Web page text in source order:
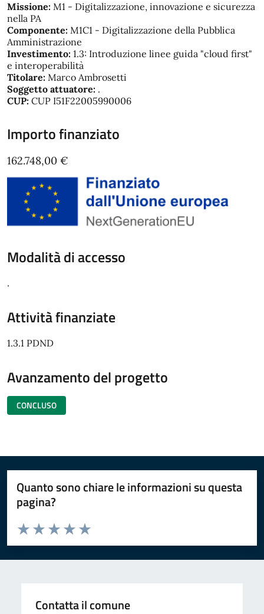
Missione: M1 - Digitalizzazione, innovazione e sicurezza
nella PA
Componente: M1C1 - Digitalizzazione della Pubblica
Amministrazione
Investimento: 1.3: Introduzione linee guida "cloud first"
e interoperabilità
Titolare: Marco Ambrosetti
Soggetto attuatore: .
CUP: CUP I51F22005990006
Importo finanziato
162.748,00 €
Modalità di accesso
.
Attività finanziate
1.3.1 PDND
Avanzamento del progetto
CONCLUSO
Quanto sono chiare le informazioni su questa
pagina?
Valuta da 1 a 5 stelle la pagina
Valuta 5 stelle su 5
Valuta 4 stelle su 5
Valuta 3 stelle su 5
Valuta 2 stelle su 5
Valuta 1 stelle su 5
Contatta il comune